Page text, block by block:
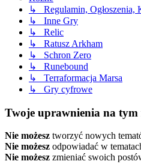
↳ Regulamin, Ogłoszenia,
↳ Inne Gry
↳ Relic
↳ Ratusz Arkham
↳ Schron Zero
↳ Runebound
↳ Terraformacja Marsa
↳ Gry cyfrowe
Twoje uprawnienia na
Nie możesz tworzyć nowych
Nie możesz odpowiadać w
Nie możesz zmieniać swoich